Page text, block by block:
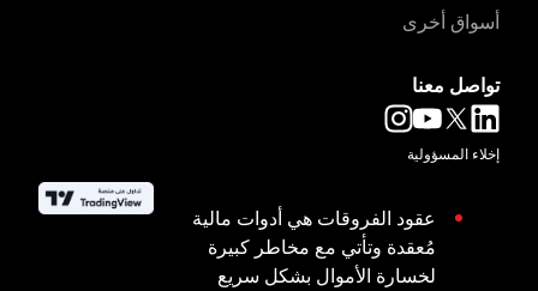
أسواق أخرى
تواصل معنا
إخلاء المسؤولية
عقود الفروقات هي أدوات مالية
مُعقدة وتأتي مع مخاطر كبيرة
لخسارة الأموال بشكل سريع